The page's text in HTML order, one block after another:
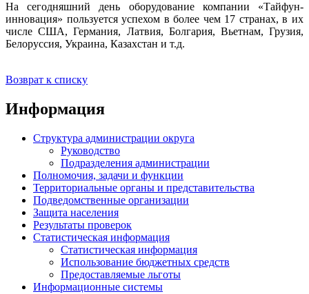
На сегодняшний день оборудование компании «Тайфун-
инновация» пользуется успехом в более чем 17 странах, в их
числе США, Германия, Латвия, Болгария, Вьетнам, Грузия,
Белоруссия, Украина, Казахстан и т.д.
Возврат к списку
Информация
Структура администрации округа
Руководство
Подразделения администрации
Полномочия, задачи и функции
Территориальные органы и представительства
Подведомственные организации
Защита населения
Результаты проверок
Статистическая информация
Статистическая информация
Использование бюджетных средств
Предоставляемые льготы
Информационные системы